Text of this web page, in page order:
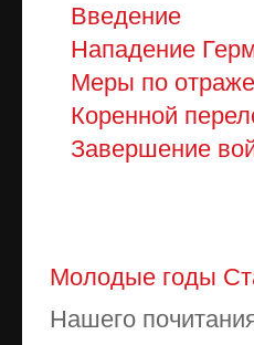
Введение
Нападение
Меры по
Коренной
Завершение
Молодые годы
Нашего